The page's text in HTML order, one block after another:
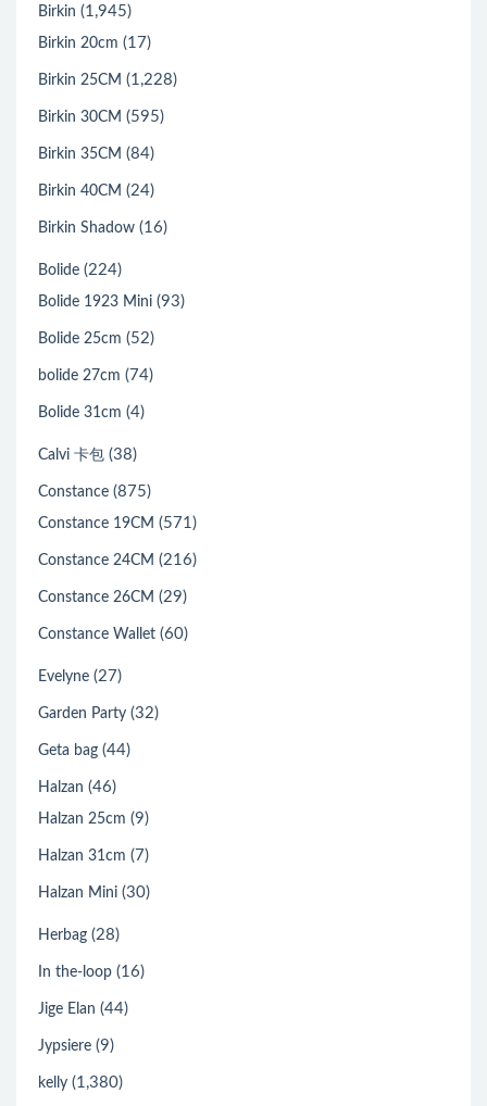
Birkin (1,945)
Birkin 20cm (17)
Birkin 25CM (1,228)
Birkin 30CM (595)
Birkin 35CM (84)
Birkin 40CM (24)
Birkin Shadow (16)
Bolide (224)
Bolide 1923 Mini (93)
Bolide 25cm (52)
bolide 27cm (74)
Bolide 31cm (4)
Calvi 卡包 (38)
Constance (875)
Constance 19CM (571)
Constance 24CM (216)
Constance 26CM (29)
Constance Wallet (60)
Evelyne (27)
Garden Party (32)
Geta bag (44)
Halzan (46)
Halzan 25cm (9)
Halzan 31cm (7)
Halzan Mini (30)
Herbag (28)
In the-loop (16)
Jige Elan (44)
Jypsiere (9)
kelly (1,380)